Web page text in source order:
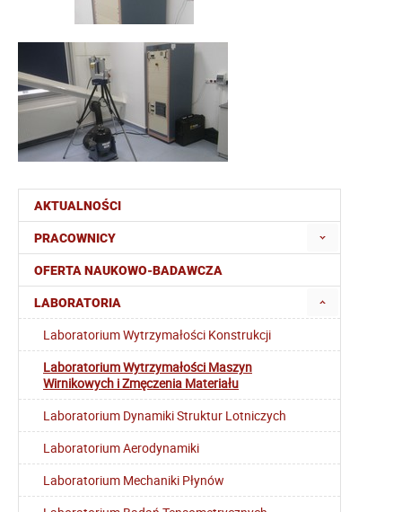
AKTUALNOŚCI
PRACOWNICY
OFERTA NAUKOWO-BADAWCZA
LABORATORIA
Laboratorium Wytrzymałości Konstrukcji
Laboratorium Wytrzymałości Maszyn
Wirnikowych i Zmęczenia Materiału
Laboratorium Dynamiki Struktur Lotniczych
Laboratorium Aerodynamiki
Laboratorium Mechaniki Płynów